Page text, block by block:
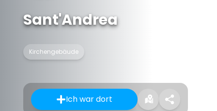
Sant'Andrea
Kirchengebäude
Ich war dort